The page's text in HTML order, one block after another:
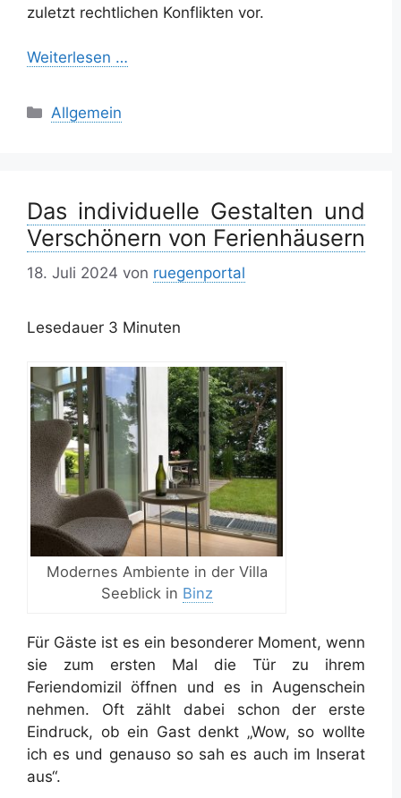
zuletzt rechtlichen Konflikten vor.
Weiterlesen …
Kategorien
Allgemein
Das individuelle Gestalten und
Verschönern von Ferienhäusern
18. Juli 2024 von ruegenportal
Lesedauer 3 Minuten
Modernes Ambiente in der Villa
Seeblick in Binz
Für Gäste ist es ein besonderer Moment, wenn
sie zum ersten Mal die Tür zu ihrem
Feriendomizil öffnen und es in Augenschein
nehmen. Oft zählt dabei schon der erste
Eindruck, ob ein Gast denkt „Wow, so wollte
ich es und genauso so sah es auch im Inserat
aus“.